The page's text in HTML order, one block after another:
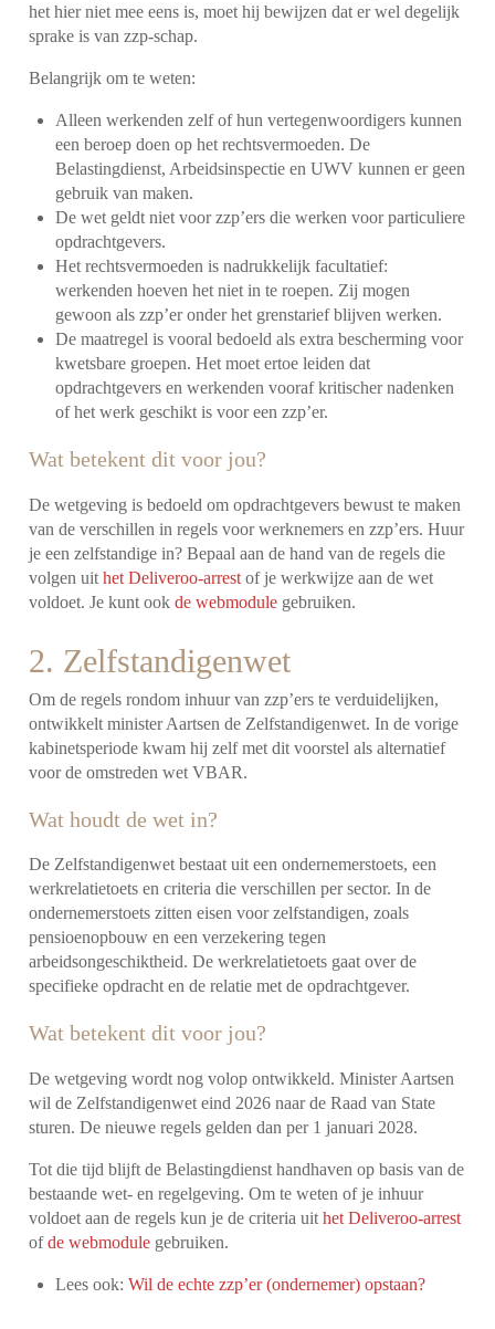
het hier niet mee eens is, moet hij bewijzen dat er wel degelijk
sprake is van zzp-schap.
Belangrijk om te weten:
Alleen werkenden zelf of hun vertegenwoordigers kunnen
een beroep doen op het rechtsvermoeden. De
Belastingdienst, Arbeidsinspectie en UWV kunnen er geen
gebruik van maken.
De wet geldt niet voor zzp’ers die werken voor particuliere
opdrachtgevers.
Het rechtsvermoeden is nadrukkelijk facultatief:
werkenden hoeven het niet in te roepen. Zij mogen
gewoon als zzp’er onder het grenstarief blijven werken.
De maatregel is vooral bedoeld als extra bescherming voor
kwetsbare groepen. Het moet ertoe leiden dat
opdrachtgevers en werkenden vooraf kritischer nadenken
of het werk geschikt is voor een zzp’er.
Wat betekent dit voor jou?
De wetgeving is bedoeld om opdrachtgevers bewust te maken
van de verschillen in regels voor werknemers en zzp’ers. Huur
je een zelfstandige in? Bepaal aan de hand van de regels die
volgen uithet Deliveroo-arrest of je werkwijze aan de wet
voldoet. Je kunt ookde webmodule gebruiken.
2. Zelfstandigenwet
Om de regels rondom inhuur van zzp’ers te verduidelijken,
ontwikkelt minister Aartsen de Zelfstandigenwet. In de vorige
kabinetsperiode kwam hij zelf met dit voorstel als alternatief
voor de omstreden wet VBAR.
Wat houdt de wet in?
De Zelfstandigenwet bestaat uit een ondernemerstoets, een
werkrelatietoets en criteria die verschillen per sector. In de
ondernemerstoets zitten eisen voor zelfstandigen, zoals
pensioenopbouw en een verzekering tegen
arbeidsongeschiktheid. De werkrelatietoets gaat over de
specifieke opdracht en de relatie met de opdrachtgever.
Wat betekent dit voor jou?
De wetgeving wordt nog volop ontwikkeld. Minister Aartsen
wil de Zelfstandigenwet eind 2026 naar de Raad van State
sturen. De nieuwe regels gelden dan per 1 januari 2028.
Tot die tijd blijft de Belastingdienst handhaven op basis van de
bestaande wet- en regelgeving. Om te weten of je inhuur
voldoet aan de regels kun je de criteria uithet Deliveroo-arrest
ofde webmodule gebruiken.
Lees ook:Wil de echte zzp’er (ondernemer) opstaan?